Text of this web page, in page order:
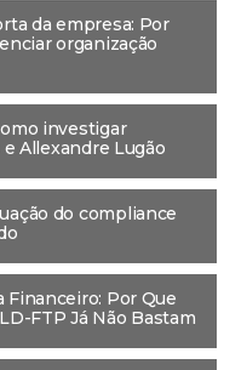
da empresa: Por
organização
investigar
Allexandre Lugão
do compliance
Financeiro: Por Que
FTP Já Não Bastam